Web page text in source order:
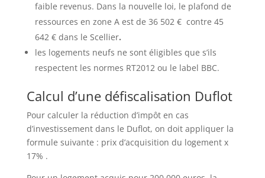
faible revenus. Dans la nouvelle loi, le plafond de
ressources en zone A est de 36 502 € contre 45
642 € dans le Scellier.
les logements neufs ne sont éligibles que s’ils
respectent les normes RT2012 ou le label BBC.
Calcul d’une défiscalisation Duflot
Pour calculer la réduction d’impôt en cas
d’investissement dans le Duflot, on doit appliquer la
formule suivante : prix d’acquisition du logement x
17% .